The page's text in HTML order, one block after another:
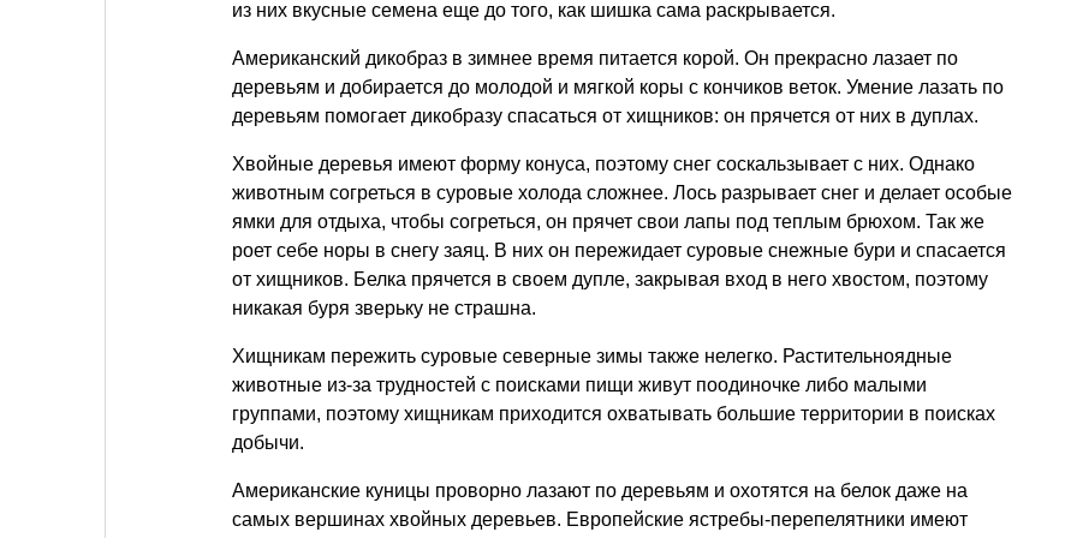
из них вкусные семена еще до того, как шишка сама раскрывается.
Американский дикобраз в зимнее время питается корой. Он прекрасно лазает по
деревьям и добирается до молодой и мягкой коры с кончиков веток. Умение лазать по
деревьям помогает дикобразу спасаться от хищников: он прячется от них в дуплах.
Хвойные деревья имеют форму конуса, поэтому снег соскальзывает с них. Однако
животным согреться в суровые холода сложнее. Лось разрывает снег и делает особые
ямки для отдыха, чтобы согреться, он прячет свои лапы под теплым брюхом. Так же
роет себе норы в снегу заяц. В них он пережидает суровые снежные бури и спасается
от хищников. Белка прячется в своем дупле, закрывая вход в него хвостом, поэтому
никакая буря зверьку не страшна.
Хищникам пережить суровые северные зимы также нелегко. Растительноядные
животные из-за трудностей с поисками пищи живут поодиночке либо малыми
группами, поэтому хищникам приходится охватывать большие территории в поисках
добычи.
Американские куницы проворно лазают по деревьям и охотятся на белок даже на
самых вершинах хвойных деревьев. Европейские ястребы-перепелятники имеют